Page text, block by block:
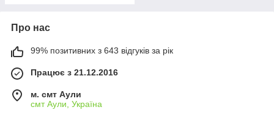
Про нас
99% позитивних з 643 відгуків за рік
Працює з 21.12.2016
м. смт Аули
смт Аули, Україна